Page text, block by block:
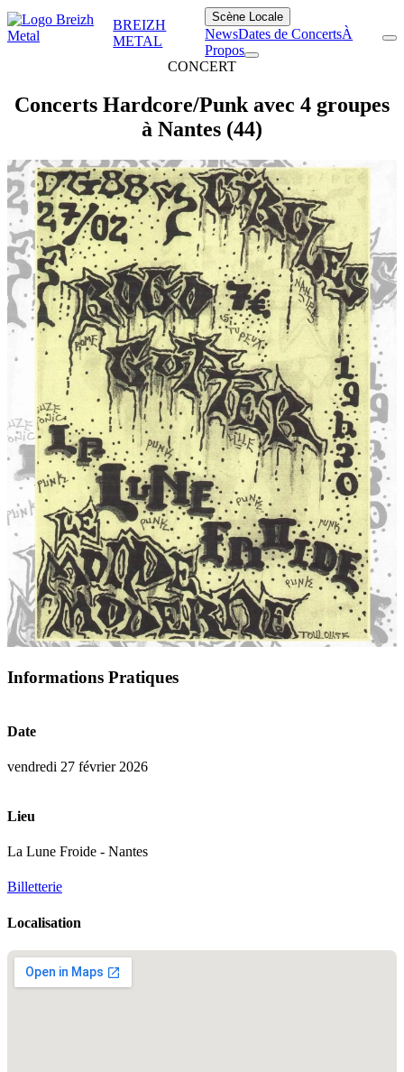
BREIZH
METAL
Scène Locale
NewsDates de ConcertsÀ
Propos
CONCERT
Concerts Hardcore/Punk avec 4 groupes
à Nantes (44)
Informations Pratiques
Date
vendredi 27 février 2026
Lieu
La Lune Froide - Nantes
Billetterie
Localisation